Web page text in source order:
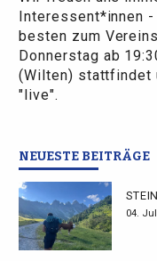
Interessent*innen
besten zum
Donnerstag ab
(Wilten) stattfindet
"live".
NEUESTE BEITRÄGE
04.